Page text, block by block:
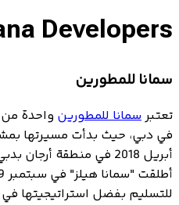
Developers
سمانا للمطورين
تعتبر سمانا للمطورين واحدة من
في دبي، حيث بدأت مسيرتها
أبريل 2018 في منطقة
للتسليم بفضل استراتيجيتها في